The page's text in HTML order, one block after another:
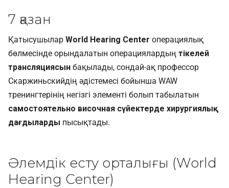
7 қазан
Қатысушылар World Hearing Center операциялық
бөлмесінде орындалатын операциялардың тікелей
трансляциясын бақылады, сондай-ақ профессор
Скаржиньскийдің әдістемесі бойынша WAW
тренингтерінің негізгі элементі болып табылатын
самостоятельно височная сүйектерде хирургиялық
дағдыларды пысықтады.
Әлемдік есту орталығы (World
Hearing Center)